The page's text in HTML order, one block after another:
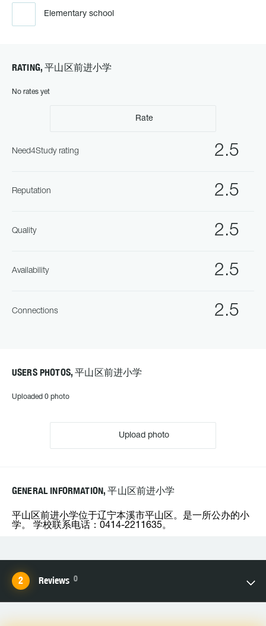
Elementary school
RATING, 平山区前进小学
No rates yet
Rate
2.5
Need4Study rating
2.5
Reputation
2.5
Quality
2.5
Availability
2.5
Connections
USERS PHOTOS, 平山区前进小学
Uploaded 0 photo
Upload photo
GENERAL INFORMATION, 平山区前进小学
平山区前进小学位于辽宁本溪市平山区。是一所公办的小
学。 学校联系电话：0414-2211635。
Reviews 0